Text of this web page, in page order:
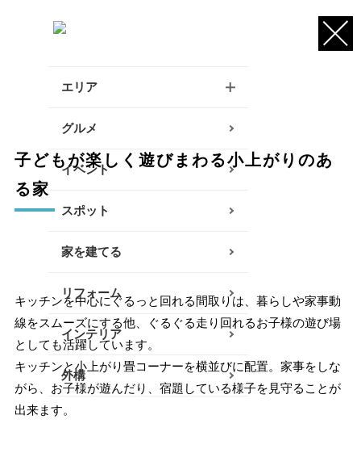
エリア
逗子・葉山・三浦エリア
鎌倉・大船エリア
大磯・二宮エリア
小田原エリア
南足柄・開成・山北エリア
グルメ
イベント
スポット
家を建てる
リフォーム
インテリア
外構
子どもが楽しく遊びまわる小上がりのあ
る家
キッチンを中心にぐるっと回れる間取りは、暮らしや家事動
線をスムーズにする他、ぐるぐる走り回れるお子様の遊び場
としても活躍しています。
キッチンと小上がり畳コーナーを横並びに配置。家事をしな
がら、お子様が遊んだり、宿題している様子を見守ることが
出来ます。